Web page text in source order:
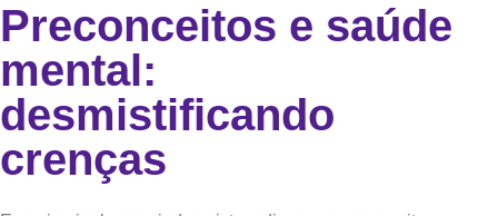
Preconceitos e saúde
mental:
desmistificando
crenças